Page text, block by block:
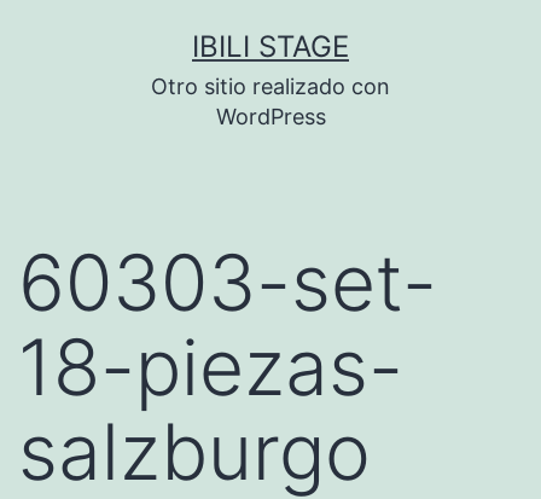
IBILI STAGE
Otro sitio realizado con
WordPress
60303-set-
18-piezas-
salzburgo